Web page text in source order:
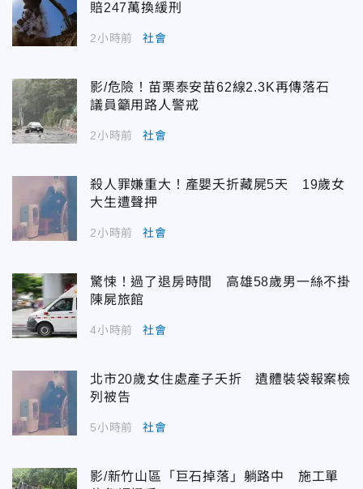
賠247萬換緩刑
2小時前 社會
影/危險！苗栗泰安苗62線2.3K再傳落石
議員籲用路人警戒
2小時前 社會
殺人罪嫌重大！產嬰夭折藏屍5天 19歲女
大生遭聲押
2小時前 社會
驚悚！過了退房時間 高雄58歲男一絲不掛
陳屍旅館
4小時前 社會
北市20歲女住處產子夭折 遺體裝袋報案檢
列被告
5小時前 社會
影/新竹山區「巨石掉落」躺路中 施工單